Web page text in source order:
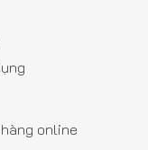
online